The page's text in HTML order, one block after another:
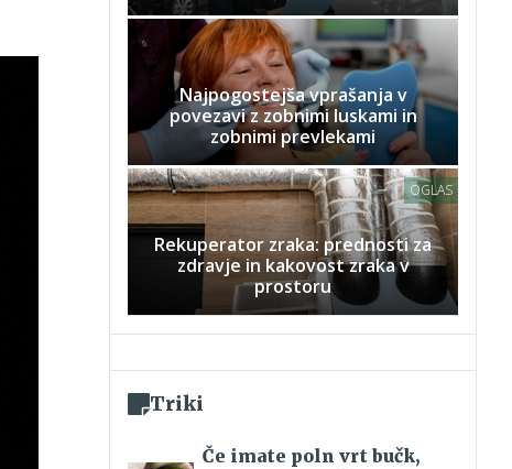
Najpogostejša vprašanja v
povezavi z zobnimi luskami in
zobnimi prevlekami
OGLAS
Rekuperator zraka: prednosti za
zdravje in kakovost zraka v
prostoru
Triki
Če imate poln vrt bučk,